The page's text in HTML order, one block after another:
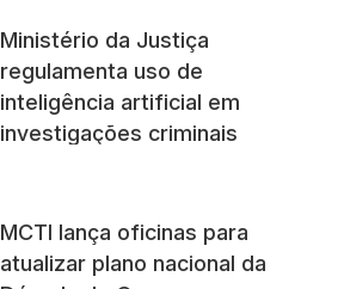
Ministério da Justiça
regulamenta uso de
inteligência artificial em
investigações criminais
MCTI lança oficinas para
atualizar plano nacional da